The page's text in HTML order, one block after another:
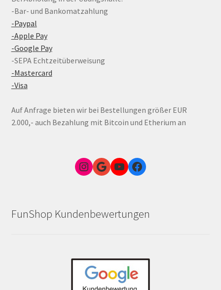
-Bar- und Bankomatzahlung
-Paypal
-Apple Pay
-Google Pay
-SEPA Echtzeitüberweisung
-Mastercard
-Visa
Auf Anfrage bieten wir bei Bestellungen größer EUR
2.000,- auch Bezahlung mit Bitcoin und Etherium an
Instagram
Google Link zum FunShop WienYouTubeFacebook
FunShop Kundenbewertungen